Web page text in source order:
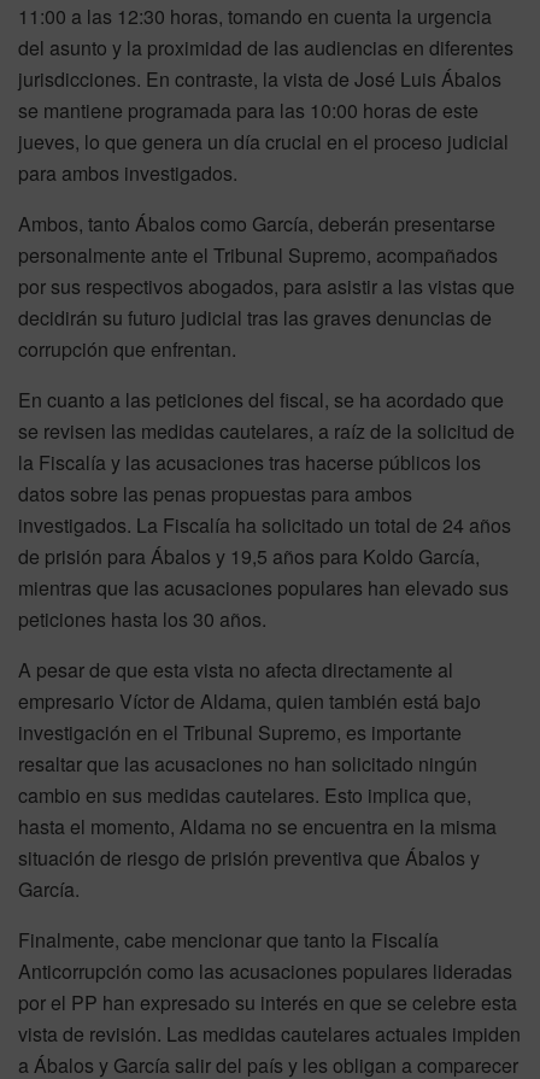
11:00 a las 12:30 horas, tomando en cuenta la urgencia
del asunto y la proximidad de las audiencias en diferentes
jurisdicciones. En contraste, la vista de José Luis Ábalos
se mantiene programada para las 10:00 horas de este
jueves, lo que genera un día crucial en el proceso judicial
para ambos investigados.
Ambos, tanto Ábalos como García, deberán presentarse
personalmente ante el Tribunal Supremo, acompañados
por sus respectivos abogados, para asistir a las vistas que
decidirán su futuro judicial tras las graves denuncias de
corrupción que enfrentan.
En cuanto a las peticiones del fiscal, se ha acordado que
se revisen las medidas cautelares, a raíz de la solicitud de
la Fiscalía y las acusaciones tras hacerse públicos los
datos sobre las penas propuestas para ambos
investigados. La Fiscalía ha solicitado un total de 24 años
de prisión para Ábalos y 19,5 años para Koldo García,
mientras que las acusaciones populares han elevado sus
peticiones hasta los 30 años.
A pesar de que esta vista no afecta directamente al
empresario Víctor de Aldama, quien también está bajo
investigación en el Tribunal Supremo, es importante
resaltar que las acusaciones no han solicitado ningún
cambio en sus medidas cautelares. Esto implica que,
hasta el momento, Aldama no se encuentra en la misma
situación de riesgo de prisión preventiva que Ábalos y
García.
Finalmente, cabe mencionar que tanto la Fiscalía
Anticorrupción como las acusaciones populares lideradas
por el PP han expresado su interés en que se celebre esta
vista de revisión. Las medidas cautelares actuales impiden
a Ábalos y García salir del país y les obligan a comparecer